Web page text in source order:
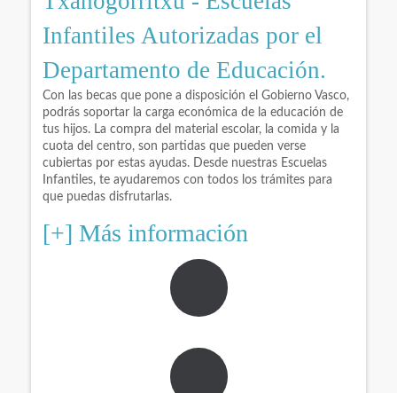
Infantiles Autorizadas por el
Departamento de Educación.
Con las becas que pone a disposición el Gobierno Vasco,
podrás soportar la carga económica de la educación de
tus hijos. La compra del material escolar, la comida y la
cuota del centro, son partidas que pueden verse
cubiertas por estas ayudas. Desde nuestras Escuelas
Infantiles, te ayudaremos con todos los trámites para
que puedas disfrutarlas.
[+] Más información